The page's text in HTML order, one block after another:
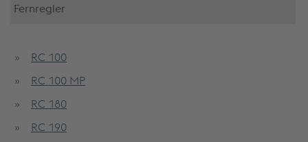
Fernregler
RC 100
RC 100 MP
RC 180
RC 190